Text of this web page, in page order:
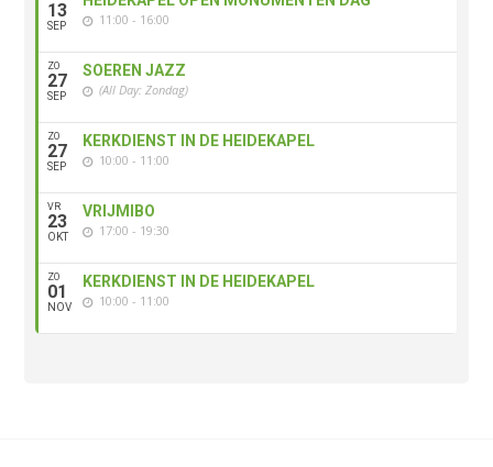
13
SEP 11:00 - 16:00
ZO
27
SEP
SOEREN JAZZ
(All Day: Zondag)
ZO
27
SEP
KERKDIENST IN DE HEIDEKAPEL
10:00 - 11:00
VR
23
OKT
VRIJMIBO
17:00 - 19:30
ZO
01
NOV
KERKDIENST IN DE HEIDEKAPEL
10:00 - 11:00